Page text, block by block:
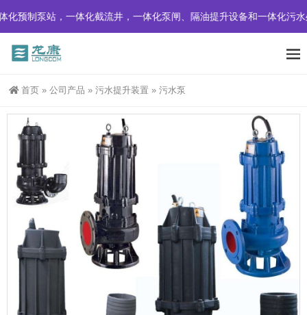
预制泵站，一体化截流井，一体化泵闸、隔油提升设备和一体化污水
首页 » 公司产品 » 污水提升装置 » 污水泵